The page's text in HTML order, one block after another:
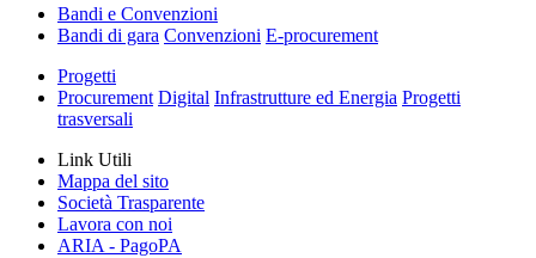
Bandi e Convenzioni
Bandi di gara Convenzioni E-procurement
Progetti
Procurement Digital Infrastrutture ed Energia Progetti
trasversali
Link Utili
Mappa del sito
Società Trasparente
Lavora con noi
ARIA - PagoPA